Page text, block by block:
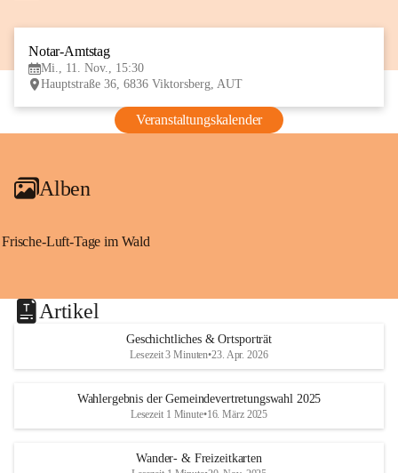
Notar-Amtstag
Mi., 11. Nov., 15:30
Hauptstraße 36, 6836 Viktorsberg, AUT
Veranstaltungskalender
Alben
Frische-Luft-Tage im Wald
Artikel
Geschichtliches & Ortsporträt
Lesezeit 3 Minuten•23. Apr. 2026
Wahlergebnis der Gemeindevertretungswahl 2025
Lesezeit 1 Minute•16. März 2025
Wander- & Freizeitkarten